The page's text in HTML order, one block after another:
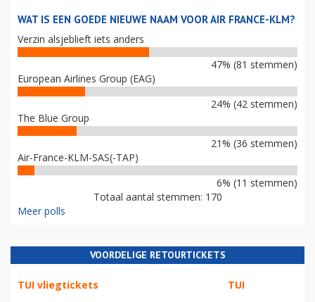
WAT IS EEN GOEDE NIEUWE NAAM VOOR AIR FRANCE-KLM?
Verzin alsjeblieft iets anders
47% (81 stemmen)
European Airlines Group (EAG)
24% (42 stemmen)
The Blue Group
21% (36 stemmen)
Air-France-KLM-SAS(-TAP)
6% (11 stemmen)
Totaal aantal stemmen: 170
Meer polls
VOORDELIGE RETOURTICKETS
TUI vliegtickets TUI